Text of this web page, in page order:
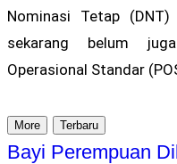
Nominasi Tetap
sekarang belum
Operasional Standar
More Terbaru
Bayi Perempuan